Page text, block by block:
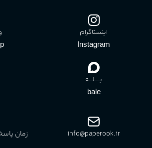
اینستاگرام
Instagram
بـــــلــــه
bale
info@paperook.ir زمان